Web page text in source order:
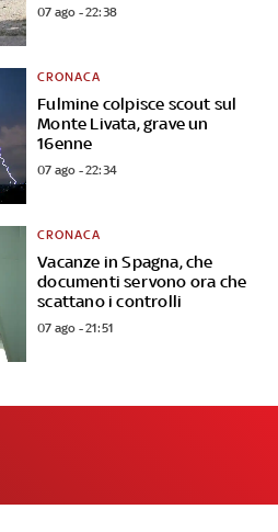
07 ago - 22:38
Fulmine colpisce scout sul
Monte Livata, grave un
16enne
CRONACA
07 ago - 22:34
Vacanze in Spagna, che
documenti servono ora che
scattano i controlli
CRONACA
07 ago - 21:51